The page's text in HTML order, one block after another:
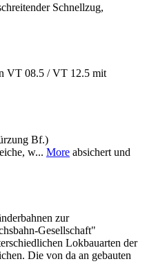
Schnellzug,
VT 08.5 / VT 12.5 mit
Bf.)
w... More absichert und
zur
Gesellschaft"
Lokbauarten der
Die von da an gebauten